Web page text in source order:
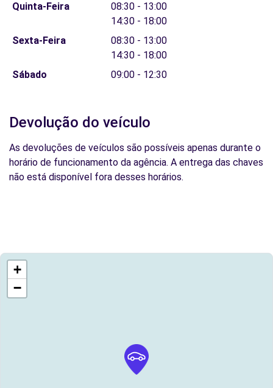
Quinta-Feira
08:30 - 13:00
14:30 - 18:00
Sexta-Feira
08:30 - 13:00
14:30 - 18:00
Sábado
09:00 - 12:30
Devolução do veículo
As devoluções de veículos são possíveis apenas durante o
horário de funcionamento da agência. A entrega das chaves
não está disponível fora desses horários.
+
−